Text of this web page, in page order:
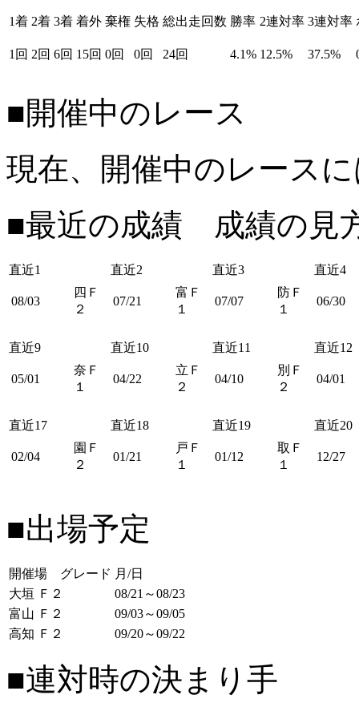
1着 2着 3着 着外 棄権 失格 総出走回数 勝率 2連対率 3連対率
1回 2回 6回 15回 0回 0回 24回 4.1% 12.5% 37.5%
■開催中のレース
現在、開催中のレース
■最近の成績 成績の見
直近1 直近2 直近3 直近4
08/03
四Ｆ
２
07/21
富Ｆ
１
07/07
防Ｆ
１
06/30
直近9 直近10 直近11 直近12
05/01
奈Ｆ
１
04/22
立Ｆ
２
04/10
別Ｆ
２
04/01
直近17 直近18 直近19 直近20
02/04
園Ｆ
２
01/21
戸Ｆ
１
01/12
取Ｆ
１
12/27
■出場予定
開催場 グレード 月/日
大垣 Ｆ２
08/21～08/23
富山 Ｆ２
09/03～09/05
高知 Ｆ２
09/20～09/22
■連対時の決まり手